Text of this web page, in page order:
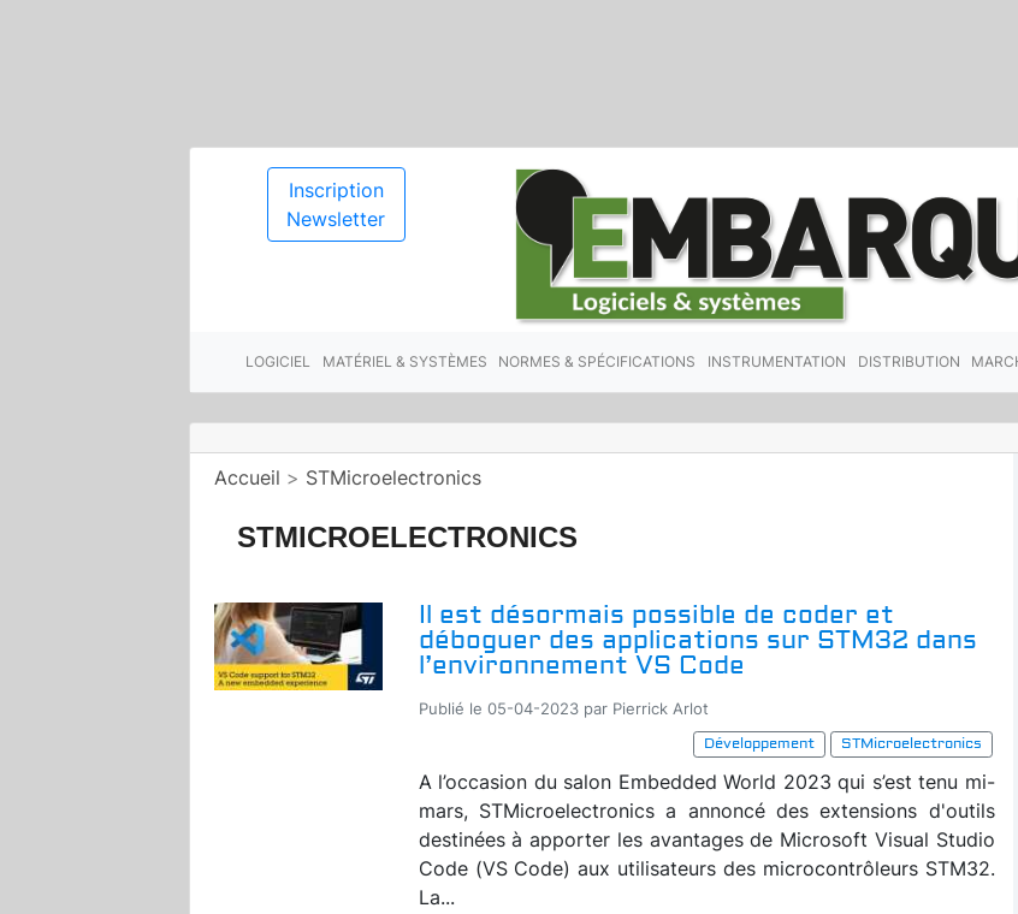
Inscription
Newsletter
LOGICIEL MATÉRIEL & SYSTÈMES NORMES & SPÉCIFICATIONS INSTRUMENTATION DISTRIBUTION
Accueil > STMicroelectronics
STMICROELECTRONICS
Il est désormais possible de coder et
déboguer des applications sur STM32 dans
l’environnement VS Code
Publié le 05-04-2023 par Pierrick Arlot
Développement
STMicroelectronics
A l’occasion du salon Embedded World 2023 qui s’est tenu mi-
mars, STMicroelectronics a annoncé des extensions d'outils
destinées à apporter les avantages de Microsoft Visual Studio
Code (VS Code) aux utilisateurs des microcontrôleurs STM32.
La...